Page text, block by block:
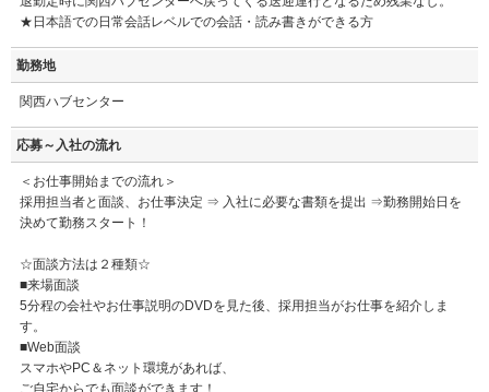
★日本語での日常会話レベルでの会話・読み書きができる方
勤務地
関西ハブセンター
応募～入社の流れ
＜お仕事開始までの流れ＞
採用担当者と面談、お仕事決定 ⇒ 入社に必要な書類を提出 ⇒勤務開始日を
決めて勤務スタート！
☆面談方法は２種類☆
■来場面談
5分程の会社やお仕事説明のDVDを見た後、採用担当がお仕事を紹介しま
す。
■Web面談
スマホやPC＆ネット環境があれば、
ご自宅からでも面談ができます！